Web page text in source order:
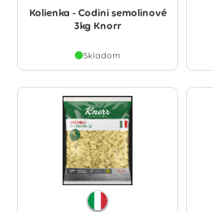
Kolienka - Codini semolinové
3kg Knorr
Skladom